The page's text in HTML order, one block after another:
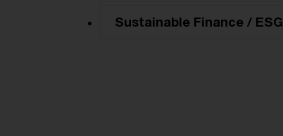
Sustainable Finance / ESG